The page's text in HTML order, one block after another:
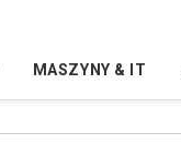
MASZYNY & IT